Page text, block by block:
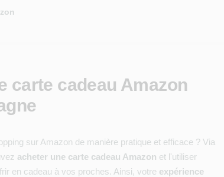
carte cadeau Amazon
sur Amazon de manière pratique et efficace ? Via
acheter une carte cadeau Amazon et l'utiliser
en cadeau à vos proches. Ainsi, votre expérience